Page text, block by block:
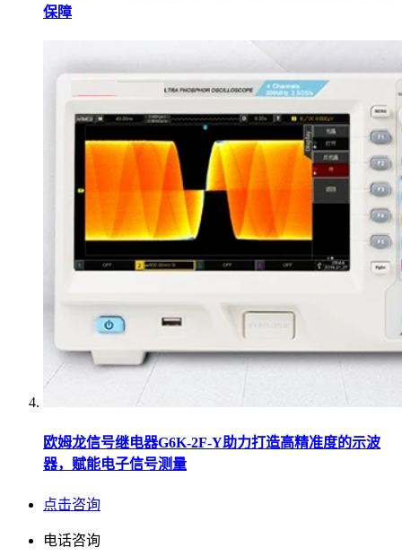
保障
欧姆龙信号继电器G6K-2F-Y助力打造高精准度的示波
器，赋能电子信号测量
点击咨询
电话咨询